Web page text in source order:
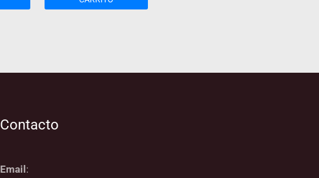
Contacto
Email: